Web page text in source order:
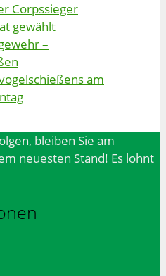
Corpssieger
gewählt
–
am
bleiben Sie am
neuesten Stand! Es lohnt